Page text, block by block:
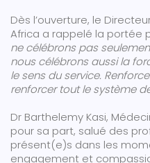
Dès l’ouverture, le
Africa a rappelé la portée
ne célébrons pas
nous célébrons aussi la
le sens du service.
renforcer tout le système
Dr Barthelemy Kasi,
pour sa part, salué des
présent(e)s dans les
engagement et